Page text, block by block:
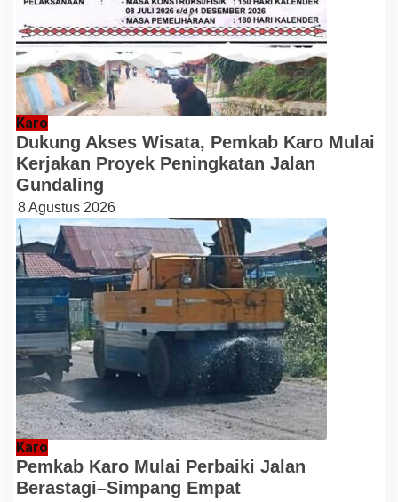
Karo
Dukung Akses Wisata, Pemkab Karo Mulai
Kerjakan Proyek Peningkatan Jalan
Gundaling
8 Agustus 2026
Karo
Pemkab Karo Mulai Perbaiki Jalan
Berastagi–Simpang Empat